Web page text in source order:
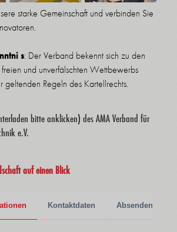
starke Gemeinschaft und verbinden Sie
s: Der Verband bekennt sich zu den
und unverfälschten Wettbewerbs
geltenden Regeln des Kartellrechts.
bitte anklicken) des AMA Verband für
e.V.
auf einen Blick